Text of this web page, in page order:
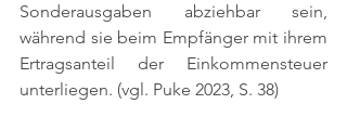
Sonderausgaben abziehbar sein,
während sie beim Empfänger mit ihrem
Ertragsanteil der Einkommensteuer
unterliegen. (vgl. Puke 2023, S. 38)